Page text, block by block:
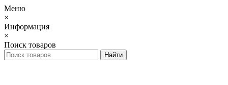
Меню
×
Информация
×
Поиск товаров